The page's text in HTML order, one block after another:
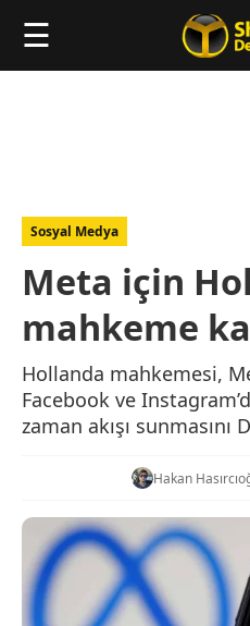
☰
Sosyal Medya
Meta için
mahkeme
Hollanda mahkemesi,
Facebook ve
zaman akışı sunmasını
Hakan